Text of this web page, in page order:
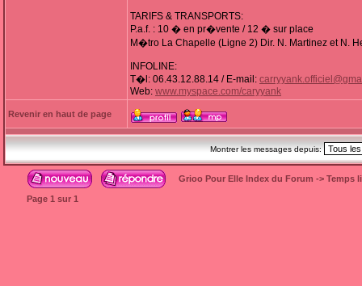
TARIFS & TRANSPORTS:
P.a.f. : 10 � en pr�vente / 12 � sur place
M�tro La Chapelle (Ligne 2) Dir. N. Martinez et N.
INFOLINE:
T�l: 06.43.12.88.14 / E-mail:
Web: www.myspace.com/caryyank
Revenir en haut de page
Montrer les messages depuis:
Grioo Pour Elle Index du Forum -> Temps
Page 1 sur 1